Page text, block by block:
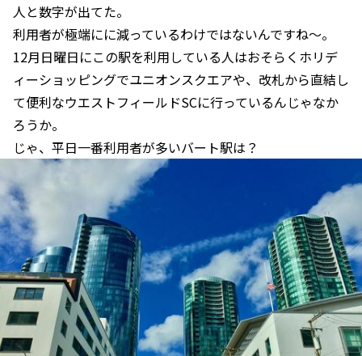
人と数字が出てた。
利用者が極端にに減っているわけではないんですね〜。
12月日曜日にこの駅を利用している人はおそらくホリデ
ィーショッピングでユニオンスクエアや、改札から直結し
て便利なウエストフィールドSCに行っているんじゃなか
ろうか。
じゃ、平日一番利用者が多いバート駅は？